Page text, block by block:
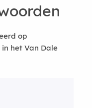
op
het Van Dale